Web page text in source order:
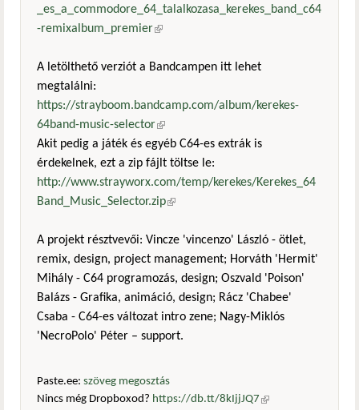
_es_a_commodore_64_talalkozasa_kerekes_band_c64
-remixalbum_premier(külső hivatkozás)
A letölthető verziót a Bandcampen itt lehet
megtalálni:
https://strayboom.bandcamp.com/album/kerekes-
64band-music-selector(külső hivatkozás)
Akit pedig a játék és egyéb C64-es extrák is
érdekelnek, ezt a zip fájlt töltse le:
http://www.strayworx.com/temp/kerekes/Kerekes_64
Band_Music_Selector.zip(külső hivatkozás)
A projekt résztvevői: Vincze 'vincenzo' László - ötlet,
remix, design, project management; Horváth 'Hermit'
Mihály - C64 programozás, design; Oszvald 'Poison'
Balázs - Grafika, animáció, design; Rácz 'Chabee'
Csaba - C64-es változat intro zene; Nagy-Miklós
'NecroPolo' Péter – support.
Paste.ee: szöveg megosztás
Nincs még Dropboxod? https://db.tt/8kIjjJQ7 (külső